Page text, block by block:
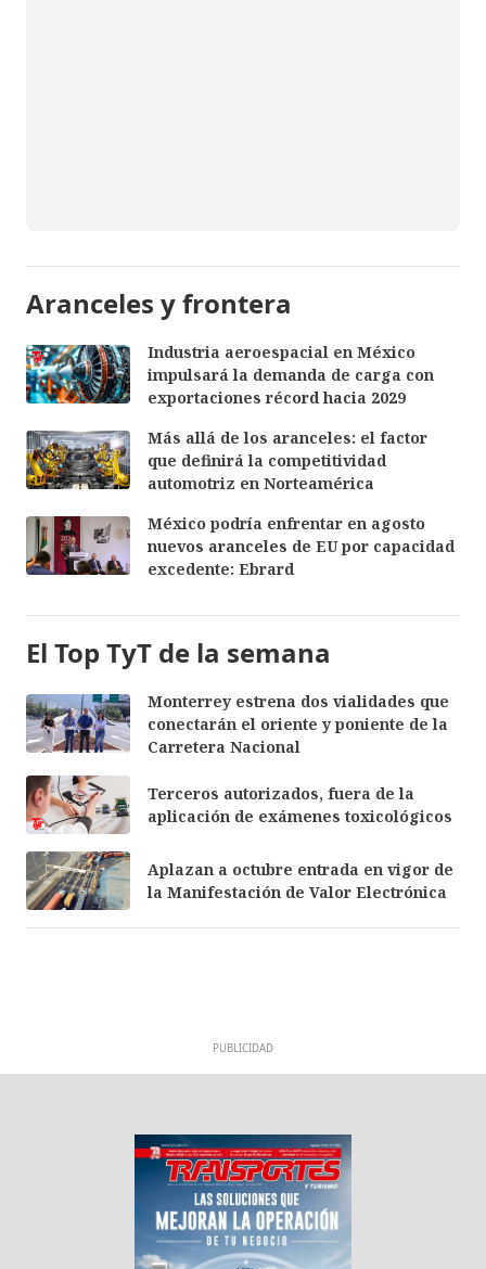
Aranceles y frontera
Industria aeroespacial en México
impulsará la demanda de carga con
exportaciones récord hacia 2029
Más allá de los aranceles: el factor
que definirá la competitividad
automotriz en Norteamérica
México podría enfrentar en agosto
nuevos aranceles de EU por capacidad
excedente: Ebrard
El Top TyT de la semana
Monterrey estrena dos vialidades que
conectarán el oriente y poniente de la
Carretera Nacional
Terceros autorizados, fuera de la
aplicación de exámenes toxicológicos
Aplazan a octubre entrada en vigor de
la Manifestación de Valor Electrónica
PUBLICIDAD